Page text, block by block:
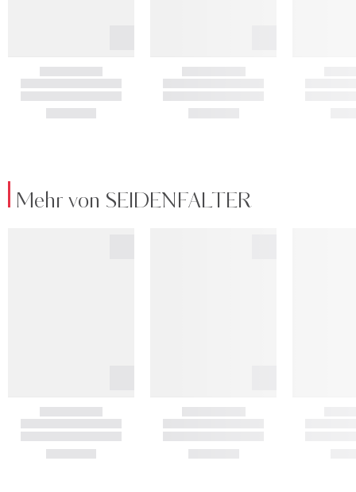
Mehr von SEIDENFALTER